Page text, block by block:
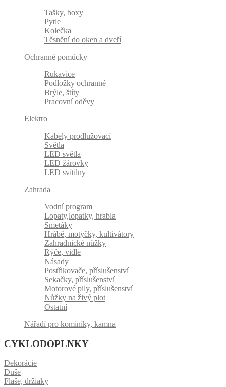
Tašky, boxy
Pytle
Kolečka
Těsnění do oken a dveří
Ochranné pomůcky
Rukavice
Podložky ochranné
Brýle, štíty
Pracovní oděvy
Elektro
Kabely prodlužovací
Světla
LED světla
LED žárovky
LED svítilny
Zahrada
Vodní program
Lopaty,lopatky, hrabla
Smetáky
Hrábě, motyčky, kultivátory
Zahradnické nůžky
Rýče, vidle
Násady
Postřikovače, příslušenství
Sekačky, příslušenství
Motorové pily, příslušenství
Nůžky na živý plot
Ostatní
Nářadí pro kominíky, kamna
CYKLODOPLNKY
Dekorácie
Duše
Flaše, držiaky